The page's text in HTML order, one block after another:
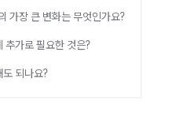
가장 큰 변화는 무엇인가요?
추가로 필요한 것은?
되나요?